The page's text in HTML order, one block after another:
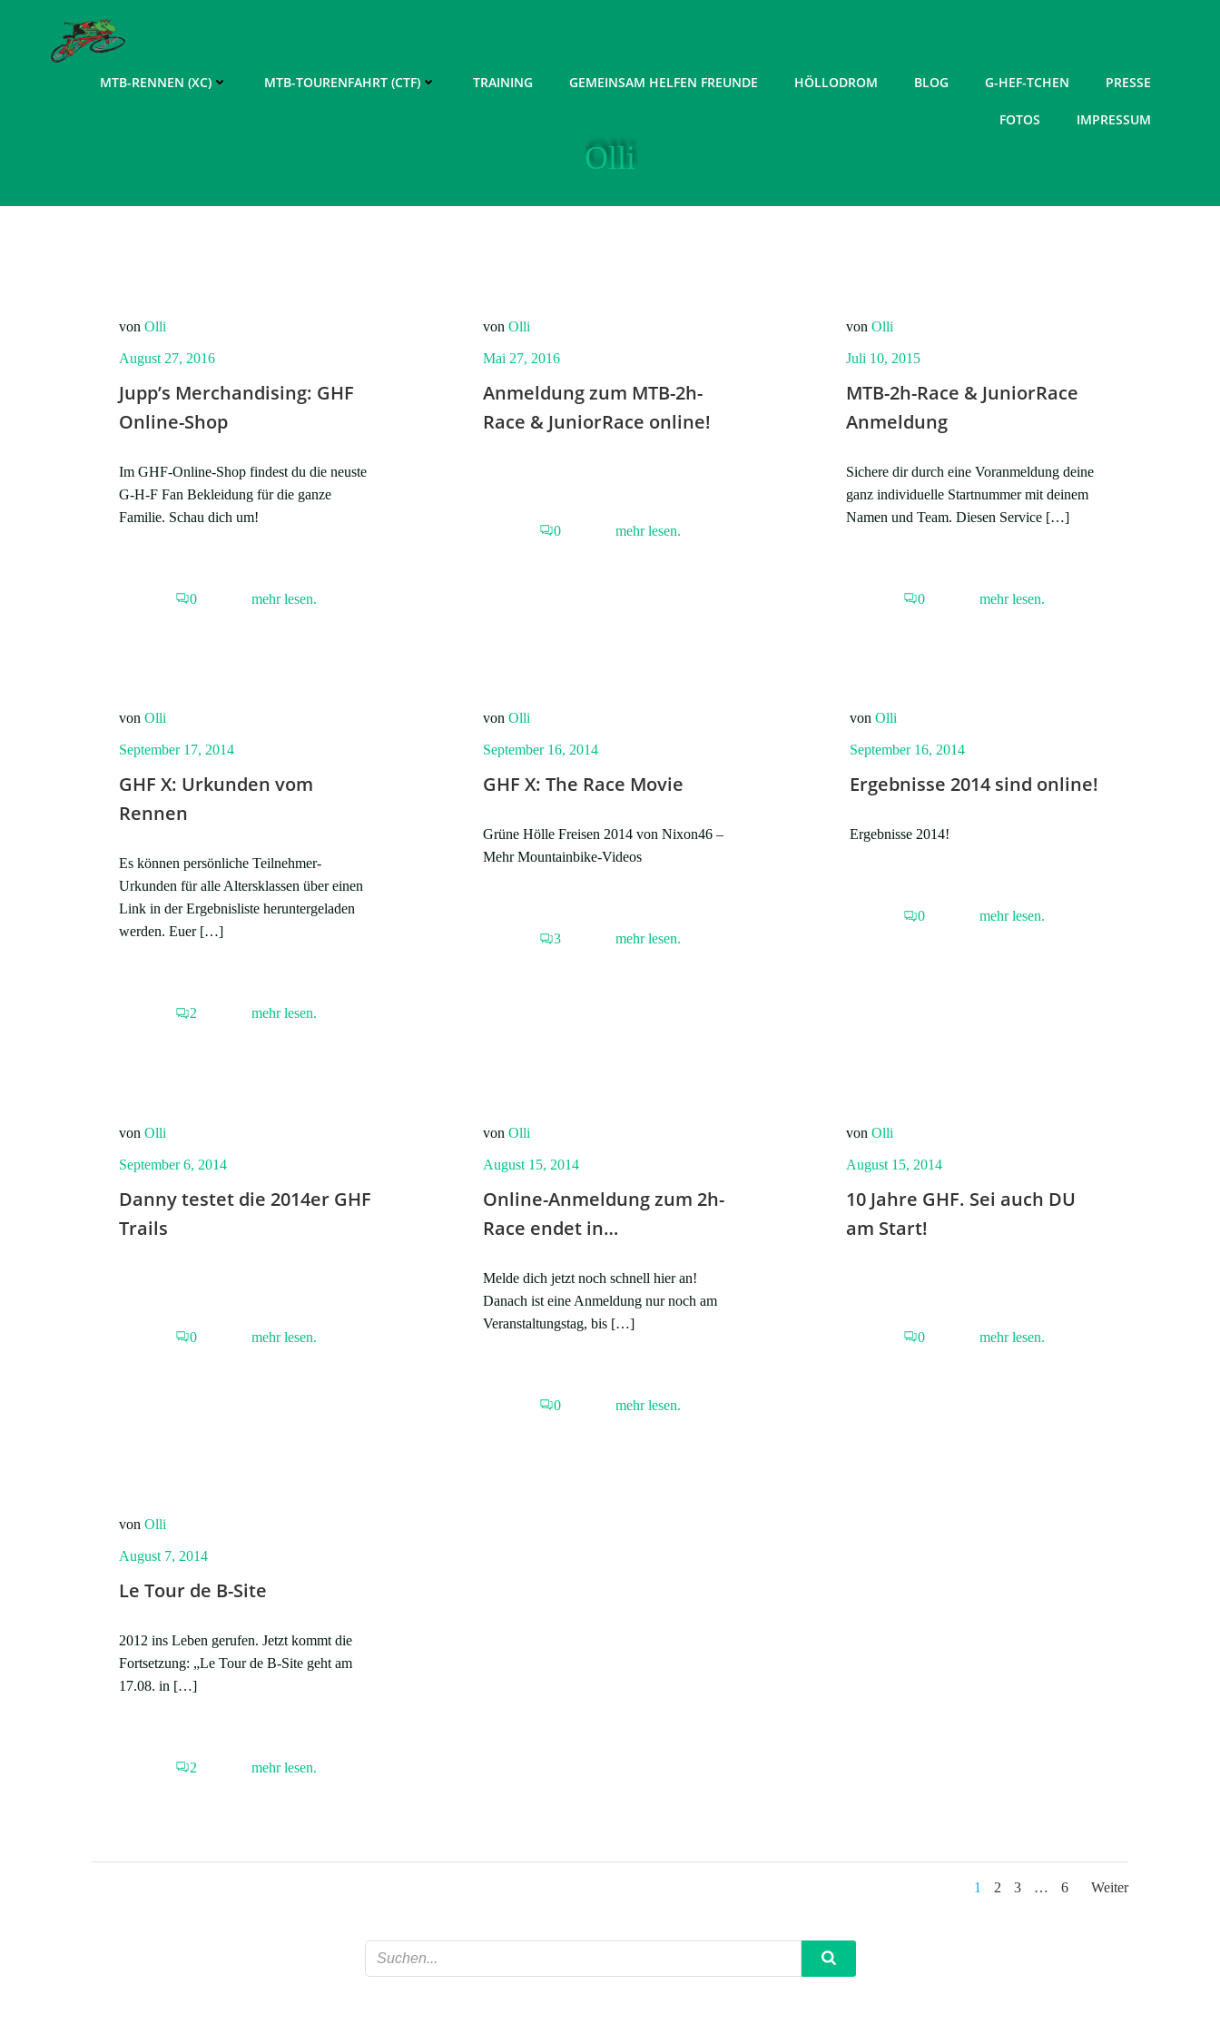
MTB-RENNEN (XC) MTB-TOURENFAHRT (CTF) TRAINING GEMEINSAM HELFEN FREUNDE HÖLLODROM BLOG G-HEF-TCHEN PRESSE
FOTOS IMPRESSUM
Olli
von Olli
August 27, 2016
Jupp’s Merchandising: GHF
Online-Shop
Im GHF-Online-Shop findest du die neuste
G-H-F Fan Bekleidung für die ganze
Familie. Schau dich um!
0 mehr lesen.
von Olli
Mai 27, 2016
Anmeldung zum MTB-2h-
Race & JuniorRace online!
0 mehr lesen.
von Olli
Juli 10, 2015
MTB-2h-Race & JuniorRace
Anmeldung
Sichere dir durch eine Voranmeldung deine
ganz individuelle Startnummer mit deinem
Namen und Team. Diesen Service […]
0 mehr lesen.
von Olli
September 17, 2014
GHF X: Urkunden vom
Rennen
Es können persönliche Teilnehmer-
Urkunden für alle Altersklassen über einen
Link in der Ergebnisliste heruntergeladen
werden. Euer […]
2 mehr lesen.
von Olli
September 16, 2014
GHF X: The Race Movie
Grüne Hölle Freisen 2014 von Nixon46 –
Mehr Mountainbike-Videos
3 mehr lesen.
von Olli
September 16, 2014
Ergebnisse 2014 sind online!
Ergebnisse 2014!
0 mehr lesen.
von Olli
September 6, 2014
Danny testet die 2014er GHF
Trails
0 mehr lesen.
von Olli
August 15, 2014
Online-Anmeldung zum 2h-
Race endet in…
Melde dich jetzt noch schnell hier an!
Danach ist eine Anmeldung nur noch am
Veranstaltungstag, bis […]
0 mehr lesen.
von Olli
August 15, 2014
10 Jahre GHF. Sei auch DU
am Start!
0 mehr lesen.
von Olli
August 7, 2014
Le Tour de B-Site
2012 ins Leben gerufen. Jetzt kommt die
Fortsetzung: „Le Tour de B-Site geht am
17.08. in […]
2 mehr lesen.
Posts
Page
1 Page
2 Page
3 … Page
6
Posts
Weiter